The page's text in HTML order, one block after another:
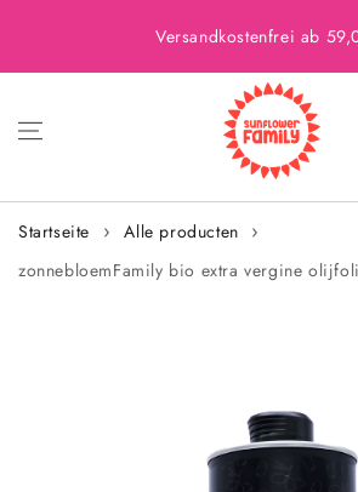
Versandkostenfrei ab
Startseite
Alle producten
zonnebloemFamily bio extra vergine